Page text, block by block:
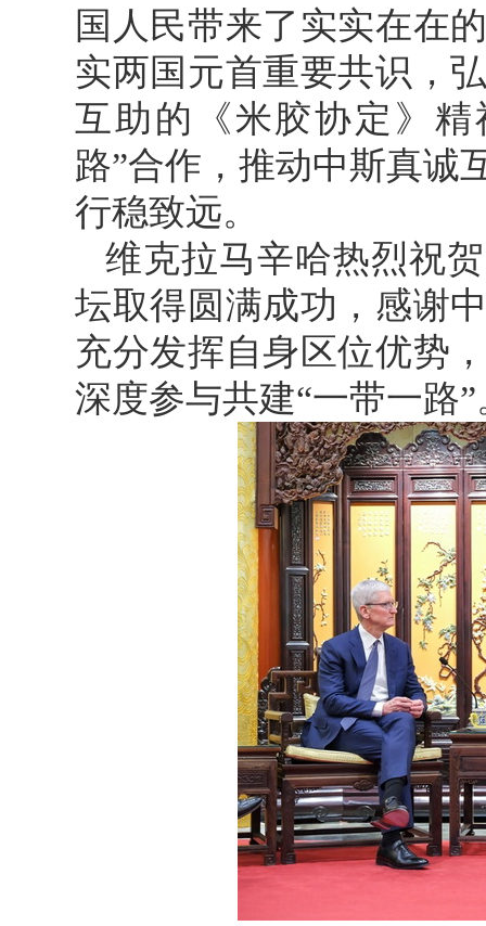
国人民带来了实实在在
实两国元首重要共识，
互助的《米胶协定》
路”合作，推动中斯真诚
行稳致远。
维克拉马辛哈热烈祝
坛取得圆满成功，感谢
充分发挥自身区位优势
深度参与共建“一带一路”